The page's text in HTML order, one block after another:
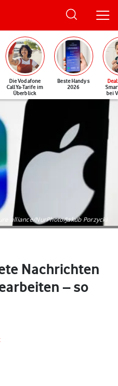
Die Vodafone
CallYa-Tarife im
Überblick
Beste Handys
2026
Deal
bei
alliance/NurPhoto/Jakub Porzycki
Nachrichten
– so